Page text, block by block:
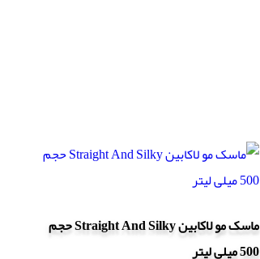
ماسک مو لاکابین Straight And Silky حجم
500 میلی لیتر